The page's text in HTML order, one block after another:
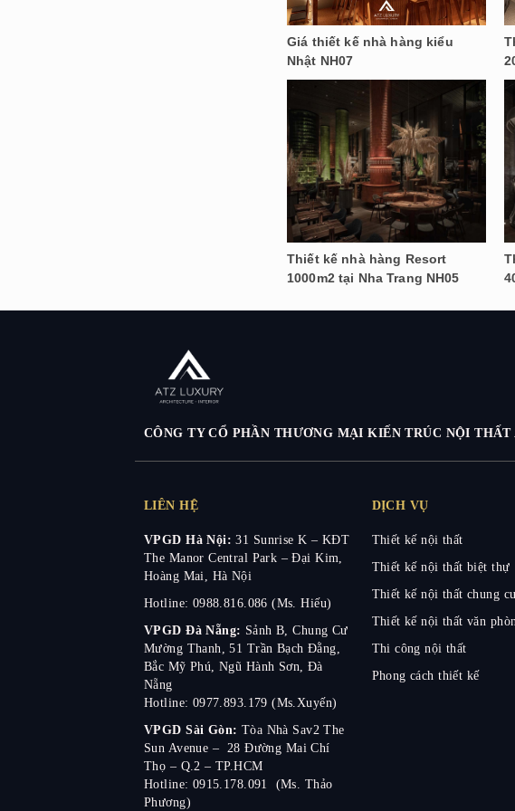
Giá thiết kế nhà hàng kiểu
Nhật NH07
Thiết kế nhà hàng Resort
1000m2 tại Nha Trang NH05
CÔNG TY CỔ PHẦN THƯƠNG MẠI KIẾN TRÚC NỘI THẤT
LIÊN HỆ
VPGD Hà Nội: 31 Sunrise K – KĐT
The Manor Central Park – Đại Kim,
Hoàng Mai, Hà Nội
Hotline: 0988.816.086 (Ms. Hiếu)
VPGD Đà Nẵng: Sảnh B, Chung Cư
Mường Thanh, 51 Trần Bạch Đằng,
Bắc Mỹ Phú, Ngũ Hành Sơn, Đà
Nẵng​
Hotline: 0977.893.179 (Ms.Xuyến)​
VPGD Sài Gòn: Tòa Nhà Sav2 The
Sun Avenue – 28 Đường Mai Chí
Thọ – Q.2 – TP.HCM
Hotline: 0915.178.091 (Ms. Thảo
Phương)​
DỊCH VỤ
Thiết kế nội thất
Thiết kế nội thất biệt thự
Thiết kế nội thất chung
Thiết kế nội thất văn
Thi công nội thất
Phong cách thiết kế